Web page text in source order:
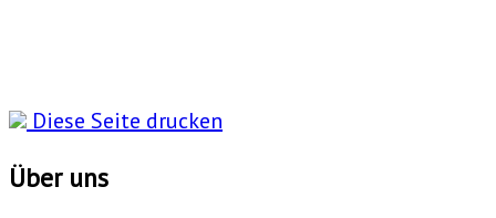
Diese Seite drucken
Über uns